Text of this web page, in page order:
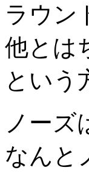
ラウン
他とは
という
ノーズ
なんと